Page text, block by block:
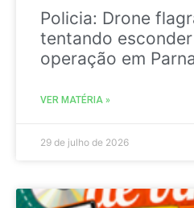
Policia: Drone
tentando
operação em
VER MATÉRIA »
29 de julho de 2026